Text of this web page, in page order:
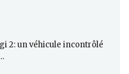
2: un véhicule incontrôlé